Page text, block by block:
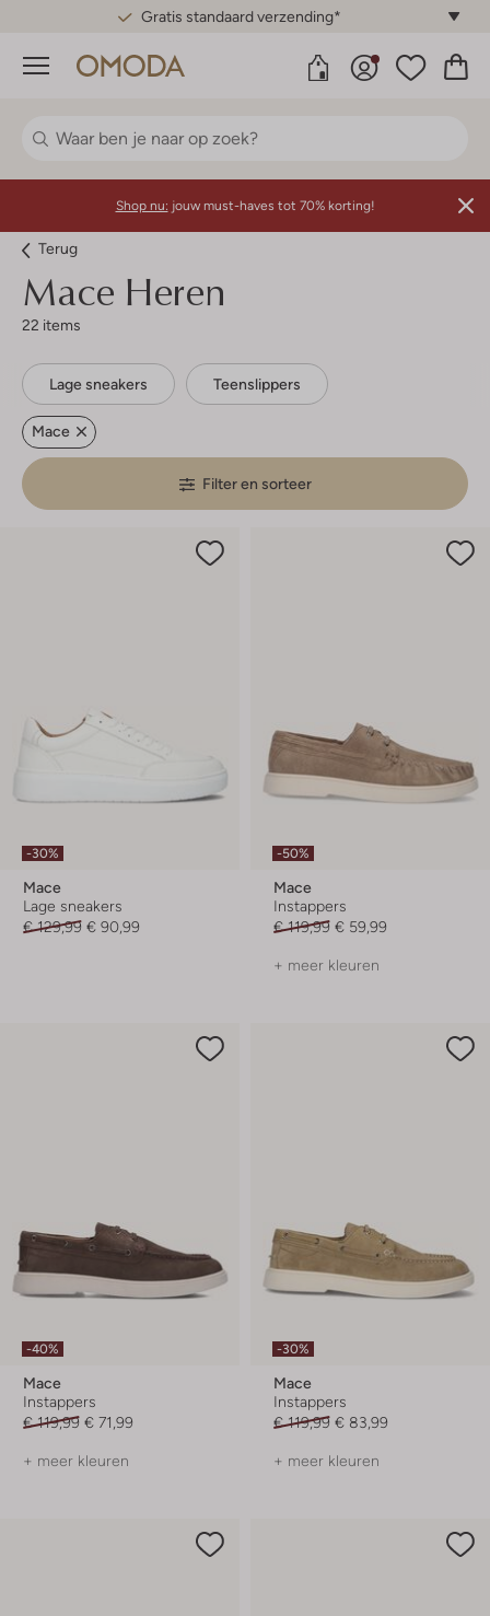
Gratis standaard verzending*
Menu
Shop nu: jouw must-haves tot 70% korting!
Terug
Mace Heren
22 items
Lage sneakers Teenslippers
Mace
Filter en sorteer
-30%
Mace
Lage sneakers
€ 129,99 € 90,99
-50%
Mace
Instappers
€ 119,99 € 59,99
+ meer kleuren
-40%
Mace
Instappers
€ 119,99 € 71,99
+ meer kleuren
-30%
Mace
Instappers
€ 119,99 € 83,99
+ meer kleuren